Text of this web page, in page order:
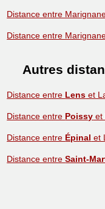
Distance entre
Distance entre
Autres
Distance entre Lens et
Distance entre Poissy et
Distance entre Épinal et
Distance entreSaint-